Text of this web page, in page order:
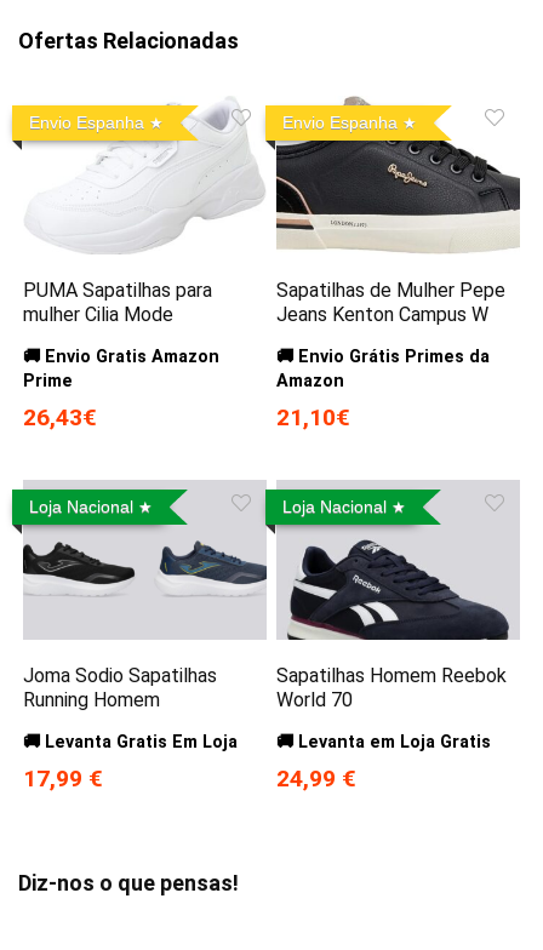
Ofertas Relacionadas
Envio Espanha
PUMA Sapatilhas para
mulher Cilia Mode
🚚 Envio Gratis Amazon
Prime
26,43€
Envio Espanha
Sapatilhas de Mulher Pepe
Jeans Kenton Campus W
🚚 Envio Grátis Primes da
Amazon
21,10€
Loja Nacional
Joma Sodio Sapatilhas
Running Homem
🚚 Levanta Gratis Em Loja
17,99 €
Loja Nacional
Sapatilhas Homem Reebok
World 70
🚚 Levanta em Loja Gratis
24,99 €
Diz-nos o que pensas!